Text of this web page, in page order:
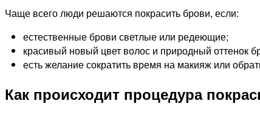
Чаще всего люди решаются покрасить брови, если:
естественные брови светлые или редеющие;
красивый новый цвет волос и природный оттенок
есть желание сократить время на макияж или
Как происходит процедура